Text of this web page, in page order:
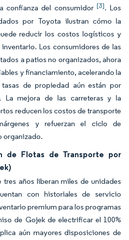
confianza del consumidor [3]. Los
por Toyota ilustran cómo la
reducir los costos logísticos y
Los consumidores de las
a patios no organizados, ahora
y financiamiento, acelerando la
de propiedad aún están por
mejora de las carreteras y la
reducen los costos de transporte
y refuerzan el ciclo de
organizado.
de Flotas de Transporte por
años liberan miles de unidades
con historiales de servicio
premium para los programas
de Gojek de electrificar el 100%
aún mayores disposiciones de